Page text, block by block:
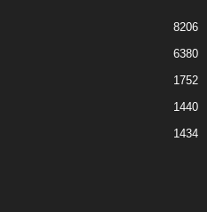
8206
6380
1752
1440
1434